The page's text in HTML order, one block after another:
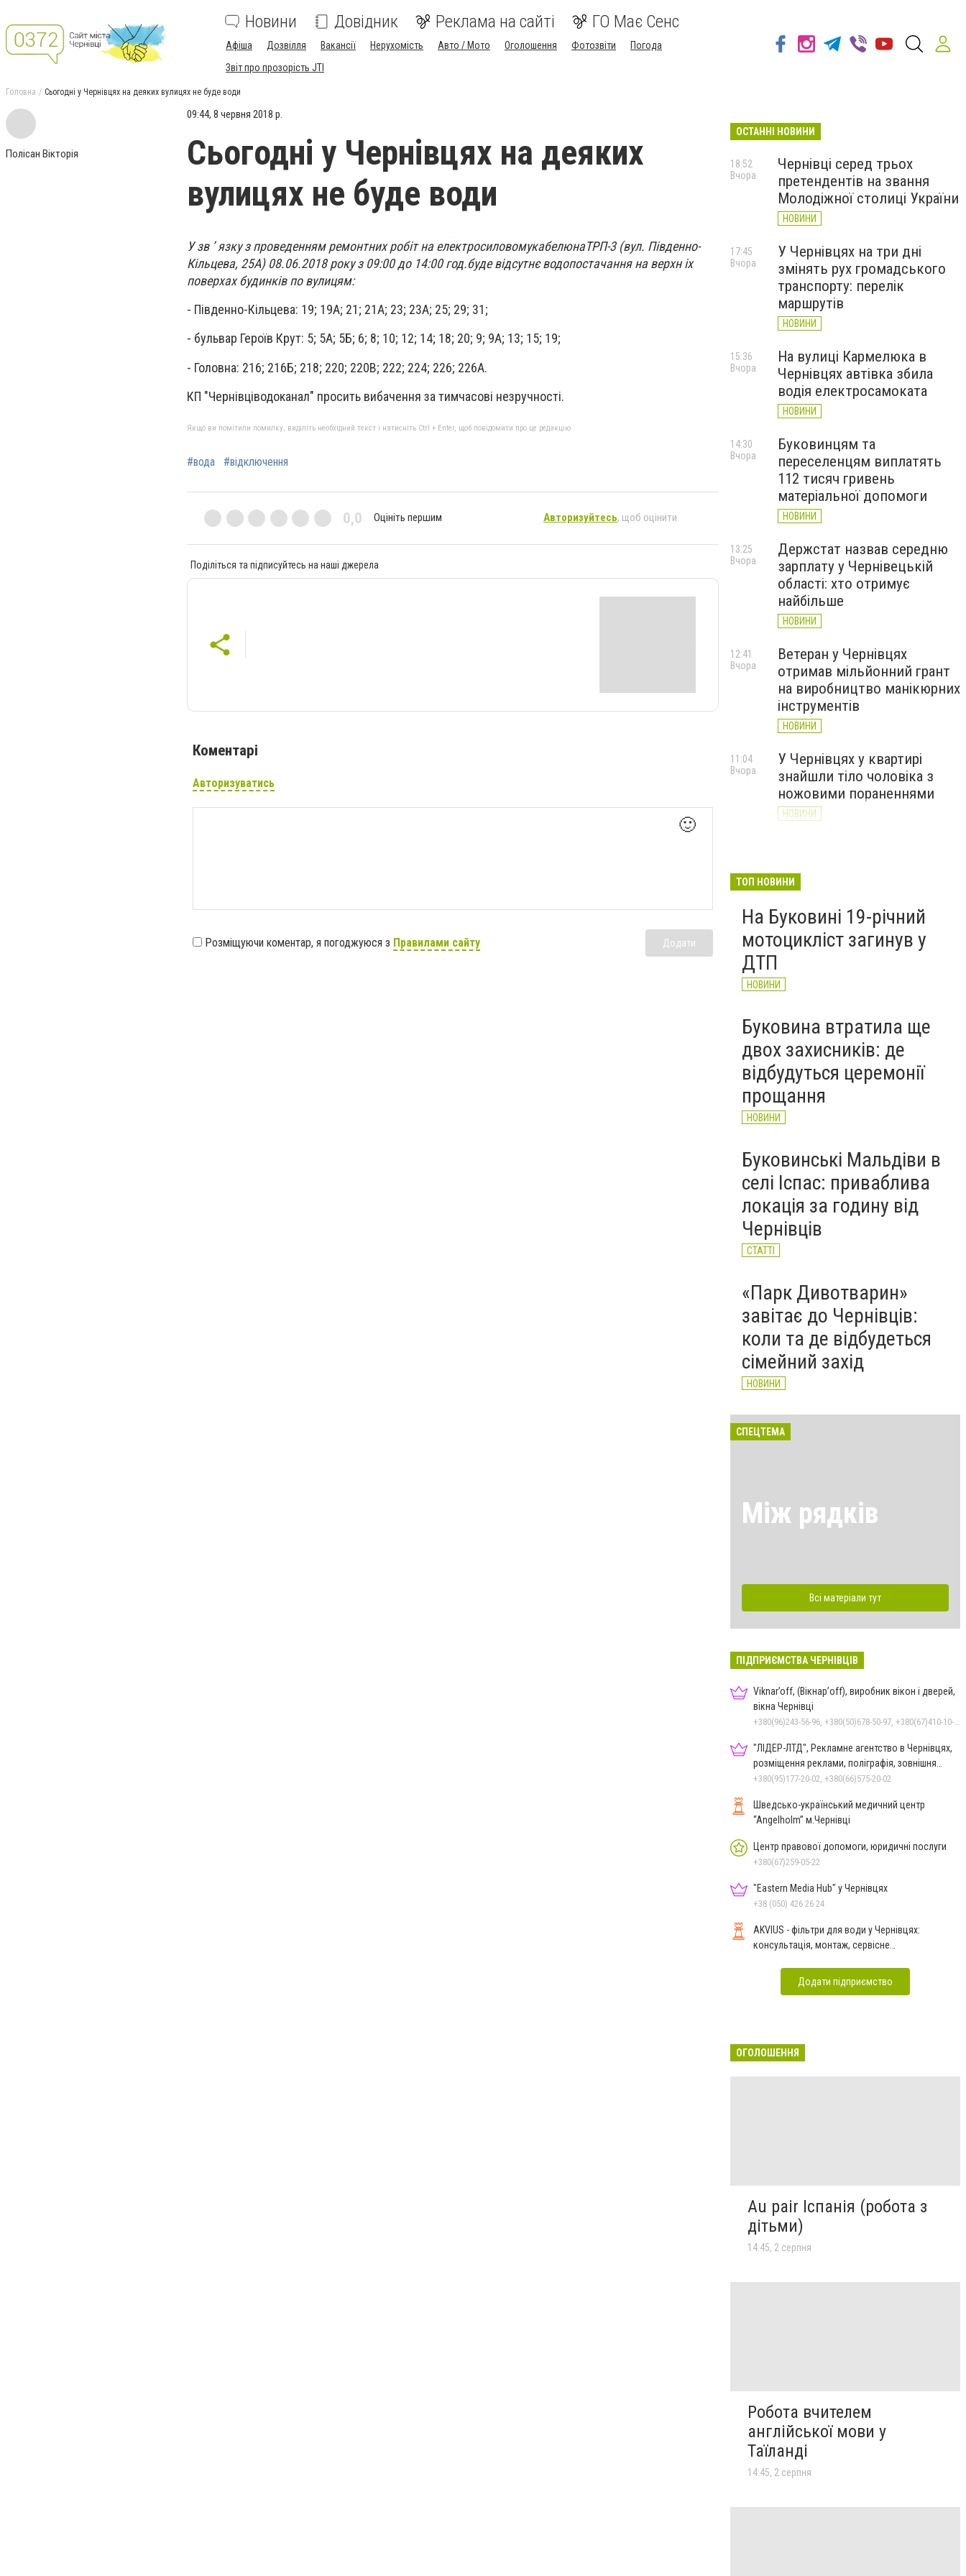
Новини Довідник Реклама на сайті ГО Має Сенс
Афіша Дозвілля Вакансії Нерухомість Авто / Мото Оголошення Фотозвіти
Погода
Звіт про прозорість JTI
Головна Сьогодні у Чернівцях на деяких вулицях не буде води
Полісан Вікторія
09:44, 8 червня 2018 р.
Сьогодні у Чернівцях на деяких
вулицях не буде води
У зв ’ язку з проведенням ремонтних робіт на електросиловомукабелюнаТРП-3 (вул. Південно-
Кільцева, 25А) 08.06.2018 року з 09:00 до 14:00 год.буде відсутнє водопостачання на верхн іх
поверхах будинків по вулицям:
- Південно-Кільцева: 19; 19А; 21; 21А; 23; 23А; 25; 29; 31;
- бульвар Героїв Крут: 5; 5А; 5Б; 6; 8; 10; 12; 14; 18; 20; 9; 9А; 13; 15; 19;
- Головна: 216; 216Б; 218; 220; 220В; 222; 224; 226; 226А.
КП "Чернівціводоканал" просить вибачення за тимчасові незручності.
Якщо ви помітили помилку, виділіть необхідний текст і натисніть Ctrl + Enter, щоб повідомити про це редакцію
#вода #відключення
0,0 Оцініть першим Авторизуйтесь, щоб оцінити
Поділіться та підписуйтесь на наші джерела
Коментарі
Авторизуватись
🙂
Розміщуючи коментар, я погоджуюся з Правилами сайту Додати
ОСТАННІ НОВИНИ
Чернівці серед трьох
претендентів на звання
Молодіжної столиці України
НОВИНИ
18:52
Вчора
У Чернівцях на три дні
змінять рух громадського
транспорту: перелік
маршрутів
НОВИНИ
17:45
Вчора
На вулиці Кармелюка в
Чернівцях автівка збила
водія електросамоката
НОВИНИ
15:36
Вчора
Буковинцям та
переселенцям виплатять
112 тисяч гривень
матеріальної допомоги
НОВИНИ
14:30
Вчора
Держстат назвав середню
зарплату у Чернівецькій
області: хто отримує
найбільше
НОВИНИ
13:25
Вчора
Ветеран у Чернівцях
отримав мільйонний грант
на виробництво манікюрних
інструментів
НОВИНИ
12:41
Вчора
У Чернівцях у квартирі
знайшли тіло чоловіка з
ножовими пораненнями
НОВИНИ
11:04
Вчора
критичну ситуацію з водою
НОВИНИ
ТОП НОВИНИ
На Буковині 19-річний
мотоцикліст загинув у
ДТП
НОВИНИ
Буковина втратила ще
двох захисників: де
відбудуться церемонії
прощання
НОВИНИ
Буковинські Мальдіви в
селі Іспас: приваблива
локація за годину від
Чернівців
СТАТТІ
«Парк Дивотварин»
завітає до Чернівців:
коли та де відбудеться
сімейний захід
НОВИНИ
СПЕЦТЕМА
Між рядків
Всі матеріали тут
ПІДПРИЄМСТВА ЧЕРНІВЦІВ
Viknar’off, (Вікнар’off), виробник вікон і дверей,
вікна Чернівці
"ЛІДЕР-ЛТД", Рекламне агентство в Чернівцях,
розміщення реклами, поліграфія, зовнішня
реклама
+380(95)177-20-02, +380(66)575-20-02
Шведсько-український медичний центр
“Angelholm” м.Чернівці
Центр правової допомоги, юридичні послуги
+380(67)259-05-22
"Eastern Media Hub" у Чернівцях
+38 (050) 426 26 24
AKVIUS - фільтри для води у Чернівцях:
консультація, монтаж, сервісне
Додати підприємство
ОГОЛОШЕННЯ
Au pair Іспанія (робота з
дітьми)
14:45, 2 серпня
Робота вчителем
англійської мови у
Таїланді
14:45, 2 серпня